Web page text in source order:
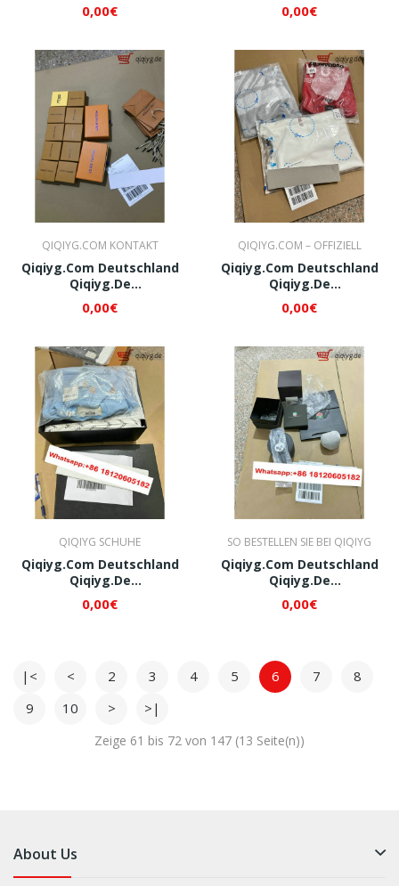
QI322
0,00€
QI323
0,00€
QIQIYG.COM KONTAKT
Qiqiyg.com Deutschland
Qiqiyg.de
QI324
0,00€
QIQIYG.COM – OFFIZIELL
Qiqiyg.com Deutschland
Qiqiyg.de
QI326
0,00€
QIQIYG SCHUHE
Qiqiyg.com Deutschland
Qiqiyg.de
QI328
0,00€
SO BESTELLEN SIE BEI QIQIYG
Qiqiyg.com Deutschland
Qiqiyg.de
QI334
0,00€
|< < 2 3 4 5 6 7
8
9
10 > >|
Zeige 61 bis 72 von 147 (13 Seite(n))
About Us